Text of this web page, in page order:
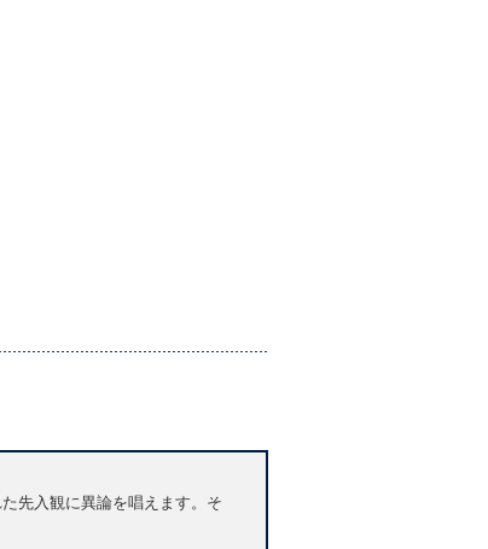
先入観に異論を唱えます。そ